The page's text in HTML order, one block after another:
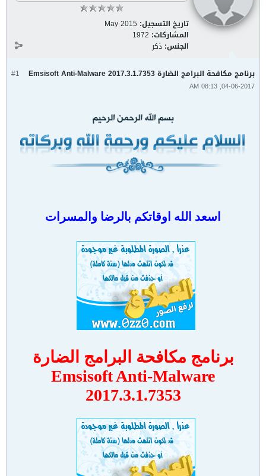
تاريخ التسجيل: May 2015
المشاركات: 1972
الجنس: ذكر
#1 برنامج مكافحة البرامج الضارة Emsisoft Anti-Malware 2017.3.1.7353
04-06-2017, 08:13 AM
اسعد الله اوقاتكم بالرضا والمسرات
برنامج مكافحة البرامج الضارة
Emsisoft Anti-Malware
2017.3.1.7353